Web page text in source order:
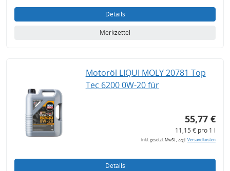
Details
Merkzettel
Motoröl LIQUI MOLY 20781 Top
Tec 6200 0W-20 für
55,77 €
11,15 € pro 1 l
inkl. gesetzl. MwSt., zzgl.Versandkosten
Details